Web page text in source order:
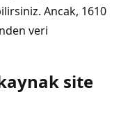
Ancak, 1610
veri
site